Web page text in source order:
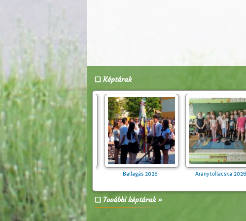
Képtárak
Zebra Suli Program a 4.
Évzáró 2026
További képtárak »